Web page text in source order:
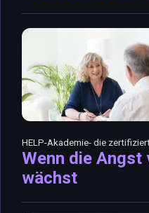
HELP-Akademie- die
Wenn die
wächst